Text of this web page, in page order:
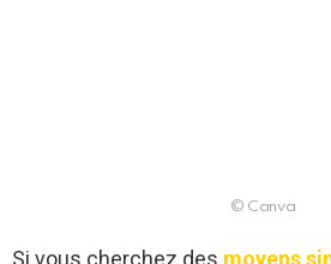
© Canva
Si vous cherchez des moyens